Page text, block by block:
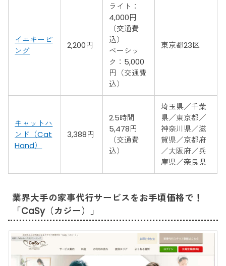
イエキーピ
ング
2,200円
ライト：
4,000円
（交通費
込）
ベーシッ
ク：5,000
円（交通費
込）
東京都23区
キャットハ
ンド（Cat
Hand）
3,388円
2.5時間
5,478円
（交通費
込）
埼玉県／千葉
県／東京都／
神奈川県／滋
賀県／京都府
／大阪府／兵
庫県／奈良県
業界大手の家事代行サービスをお手頃価格で！
「CaSy（カジー）」